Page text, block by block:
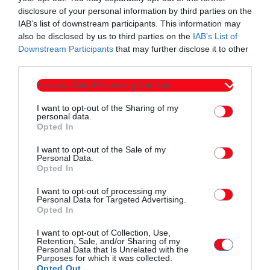
disclosure of your personal information by third parties on the
IAB’s list of downstream participants. This information may
also be disclosed by us to third parties on the IAB’s List of
Downstream Participants that may further disclose it to other
Personal Data Processing Opt Outs
I want to opt-out of the Sharing of my
personal data.
Opted In
I want to opt-out of the Sale of my
Personal Data.
Opted In
I want to opt-out of processing my
Personal Data for Targeted Advertising.
Opted In
I want to opt-out of Collection, Use,
Retention, Sale, and/or Sharing of my
Personal Data that Is Unrelated with the
Purposes for which it was collected.
Opted Out
προσωπικό και περικόπτει και την, ήδη ελλιπή,
χρηματοδότηση για το 2025, δημιουργώντας
συνθήκες «ασφυξίας»
Οι Πρόεδροι των Ιατρικών Συλλόγων σημειώνουν πως η
Περιφέρεια ΑΜΘ έχει εγκαταλειφθεί από το Υπουργείο
Υγείας και πως η υπάρχουσα κατάσταση δεν μπορεί να
συνεχιστεί, καθώς βλάπτει σοβαρά την υγεία ασθενών και
ευθύνες του και να προχωρήσει σε ουσιαστικές λύσεις για τη
στελέχωση και τη στήριξη των νοσοκομείων της
Περιφέρειας ΑΜΘ, υπενθυμίζοντας πως η Δημόσια Υγεία
είναι αγαθό και αναφαίρετο δικαίωμα και για τους πολίτες
Κλείνοντας ο Βουλευτής Ξάνθης ζητά από τον αρμόδιο